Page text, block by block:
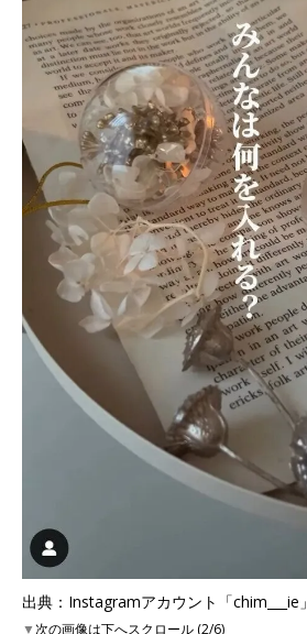
出典：Instagramアカウント「chim___ie」
▼次の画像は下へスクロール (2/6)